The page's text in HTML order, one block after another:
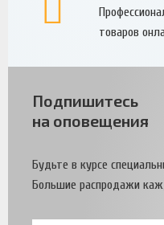
товаров
Подпишитесь
на оповещения
Будьте в курсе
Большие распродажи